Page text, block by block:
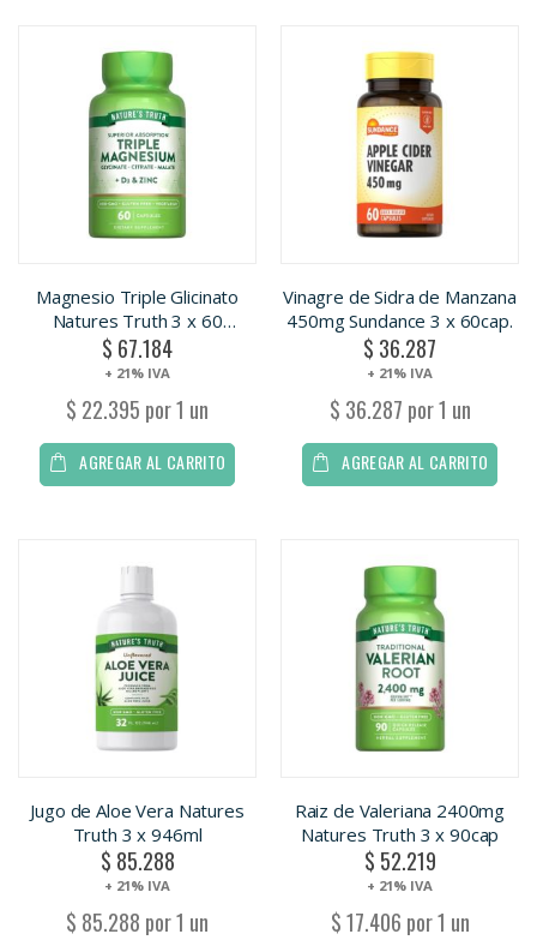
Magnesio Triple Glicinato
Natures Truth 3 x 60
Capsulas.
$ 67.184
+ 21% IVA
$ 22.395 por 1 un
AGREGAR AL CARRITO
Vinagre de Sidra de Manzana
450mg Sundance 3 x 60cap.
$ 36.287
+ 21% IVA
$ 36.287 por 1 un
AGREGAR AL CARRITO
Jugo de Aloe Vera Natures
Truth 3 x 946ml
$ 85.288
+ 21% IVA
$ 85.288 por 1 un
Raiz de Valeriana 2400mg
Natures Truth 3 x 90cap
$ 52.219
+ 21% IVA
$ 17.406 por 1 un